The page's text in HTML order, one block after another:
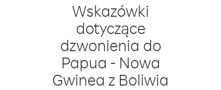
Wskazówki
dotyczące
dzwonienia do
Papua - Nowa
Gwinea z Boliwia